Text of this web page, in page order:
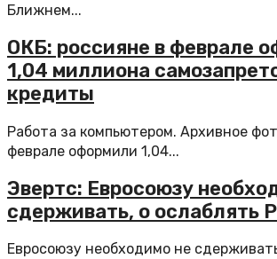
Ближнем...
ОКБ: россияне в феврале
1,04 миллиона
кредиты
Работа за компьютером. Архивное
феврале оформили 1,04...
Эвертс: Евросоюзу
сдерживать, о ослаблять
Евросоюзу необходимо не